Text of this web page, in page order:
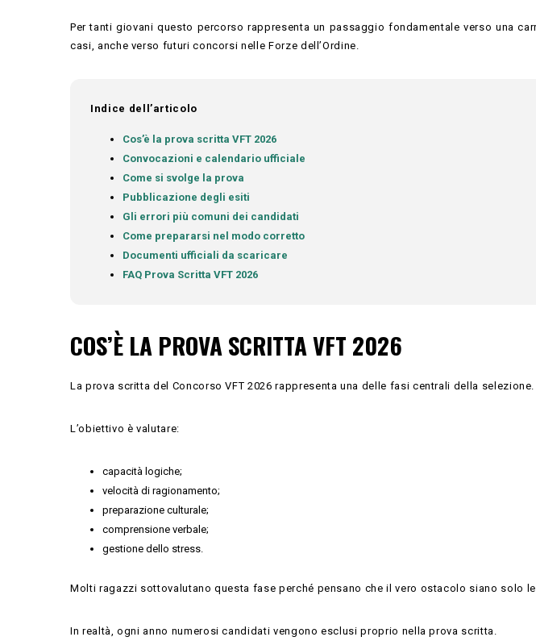
Per tanti giovani questo percorso rappresenta un passaggio fondamentale verso una
casi, anche verso futuri concorsi nelle Forze dell’Ordine.
Indice dell’articolo
Cos’è la prova scritta VFT 2026
Convocazioni e calendario ufficiale
Come si svolge la prova
Pubblicazione degli esiti
Gli errori più comuni dei candidati
Come prepararsi nel modo corretto
Documenti ufficiali da scaricare
FAQ Prova Scritta VFT 2026
COS’È LA PROVA SCRITTA VFT 2026
La prova scritta del Concorso VFT 2026 rappresenta una delle fasi centrali della selezione.
L’obiettivo è valutare:
capacità logiche;
velocità di ragionamento;
preparazione culturale;
comprensione verbale;
gestione dello stress.
Molti ragazzi sottovalutano questa fase perché pensano che il vero ostacolo siano solo
In realtà, ogni anno numerosi candidati vengono esclusi proprio nella prova scritta.